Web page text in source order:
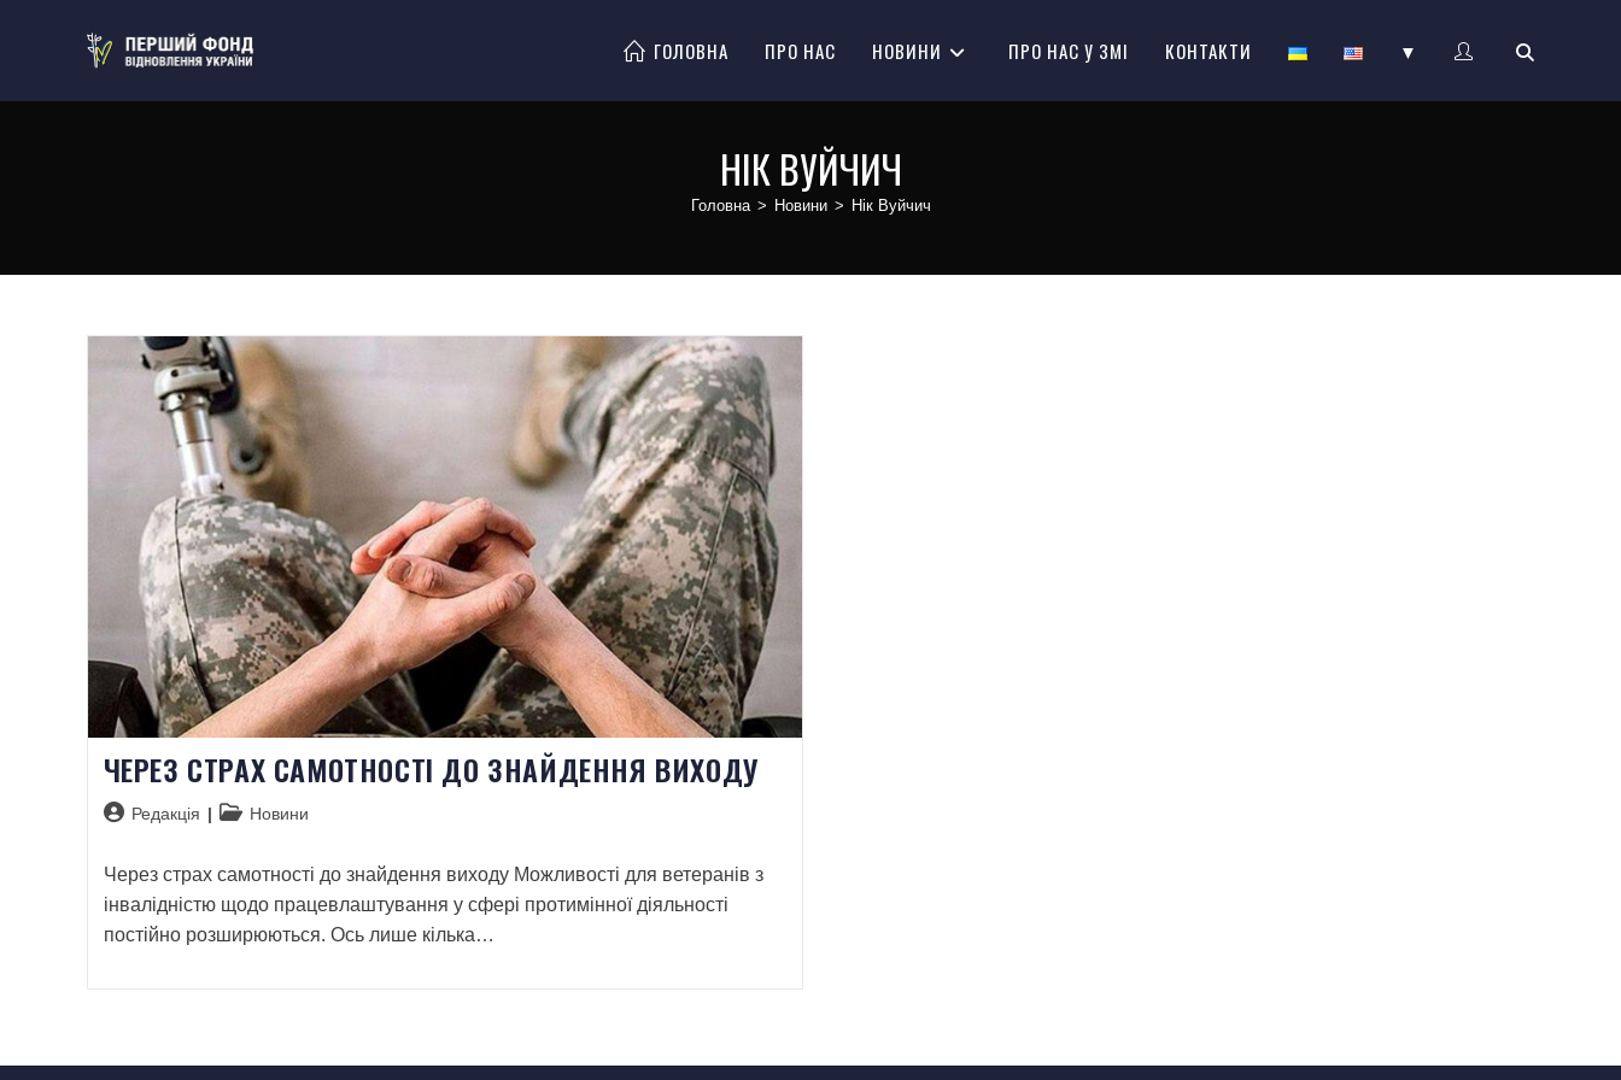
ГОЛОВНА ПРО НАС НОВИНИ ПРО НАС У ЗМІ КОНТАКТИ ▼
НІК ВУЙЧИЧ
Головна > Новини > Нік Вуйчич
ЧЕРЕЗ СТРАХ САМОТНОСТІ ДО ЗНАЙДЕННЯ ВИХОДУ
Редакція Новини
Через страх самотності до знайдення виходу Можливості для ветеранів з
інвалідністю щодо працевлаштування у сфері протимінної діяльності
постійно розширюються. Ось лише кілька…